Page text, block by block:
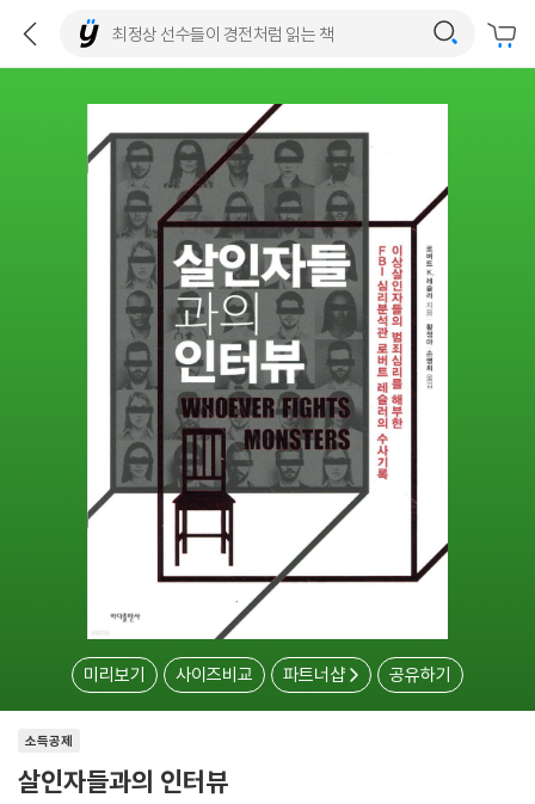
미리보기 사이즈비교 파트너샵 공유하기
소득공제
살인자들과의 인터뷰